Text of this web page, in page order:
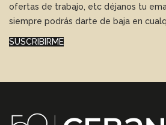
ofertas de trabajo, etc déjanos tu
siempre podrás darte de baja en
SUSCRIBIRME